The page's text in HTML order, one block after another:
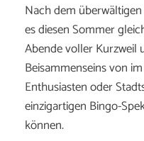
Nach dem
es diesen Sommer
Abende voller Kurzweil
Beisammenseins von
Enthusiasten oder
einzigartigen Bingo-
können.